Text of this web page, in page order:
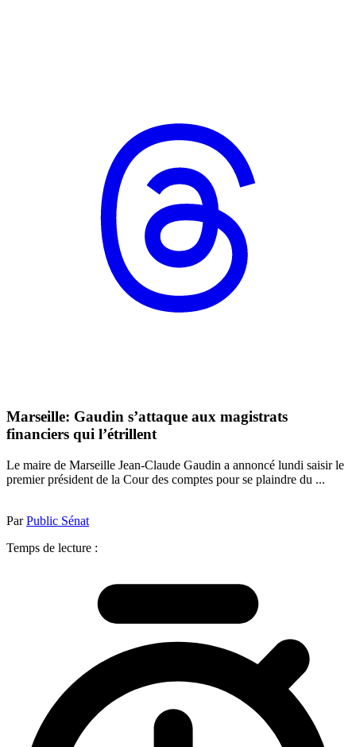
Marseille: Gaudin s’attaque aux magistrats
financiers qui l’étrillent
Le maire de Marseille Jean-Claude Gaudin a annoncé lundi saisir le
premier président de la Cour des comptes pour se plaindre du ...
ParPublic Sénat
Temps de lecture :